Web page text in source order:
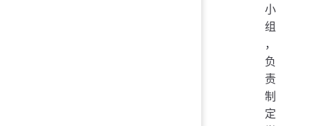
小
组
，
负
责
制
定